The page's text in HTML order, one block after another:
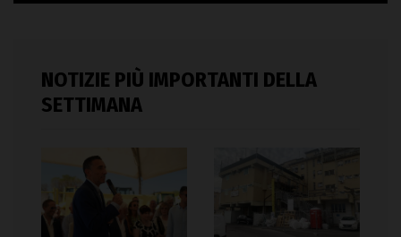
NOTIZIE PIÙ IMPORTANTI DELLA
SETTIMANA